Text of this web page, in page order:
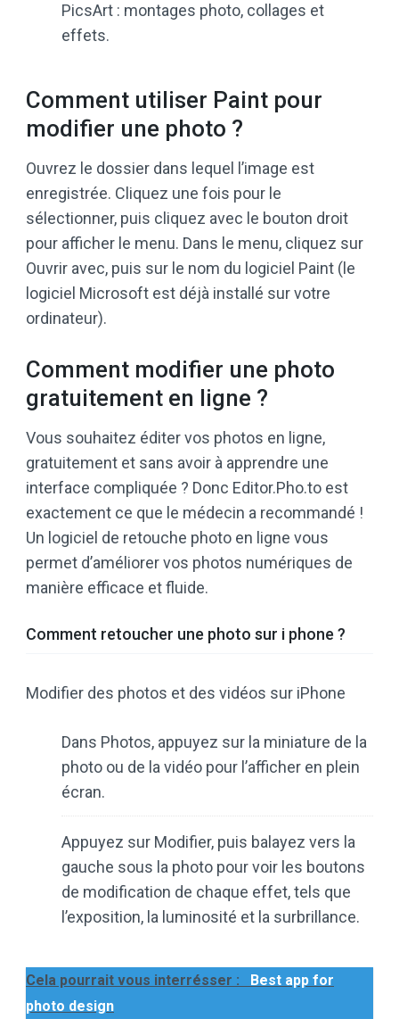
PicsArt : montages photo, collages et
effets.
Comment utiliser Paint pour
modifier une photo ?
Ouvrez le dossier dans lequel l’image est
enregistrée. Cliquez une fois pour le
sélectionner, puis cliquez avec le bouton droit
pour afficher le menu. Dans le menu, cliquez sur
Ouvrir avec, puis sur le nom du logiciel Paint (le
logiciel Microsoft est déjà installé sur votre
ordinateur).
Comment modifier une photo
gratuitement en ligne ?
Vous souhaitez éditer vos photos en ligne,
gratuitement et sans avoir à apprendre une
interface compliquée ? Donc Editor.Pho.to est
exactement ce que le médecin a recommandé !
Un logiciel de retouche photo en ligne vous
permet d’améliorer vos photos numériques de
manière efficace et fluide.
Comment retoucher une photo sur i phone ?
Modifier des photos et des vidéos sur iPhone
Dans Photos, appuyez sur la miniature de la
photo ou de la vidéo pour l’afficher en plein
écran.
Appuyez sur Modifier, puis balayez vers la
gauche sous la photo pour voir les boutons
de modification de chaque effet, tels que
l’exposition, la luminosité et la surbrillance.
Cela pourrait vous interrésser :
Best app for
photo design